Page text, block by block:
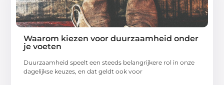
Waarom kiezen voor duurzaamheid onder
je voeten
Duurzaamheid speelt een steeds belangrijkere rol in onze
dagelijkse keuzes, en dat geldt ook voor